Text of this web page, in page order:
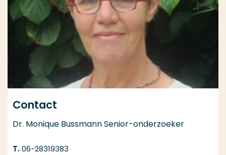
Contact
Dr. Monique Bussmann Senior-onderzoeker
06-28319383